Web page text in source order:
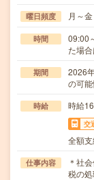
曜日頻度 月～
時間
09:00
た場
期間
2026
の可
時給 時給
交
全額
仕事内容
＊社
税の